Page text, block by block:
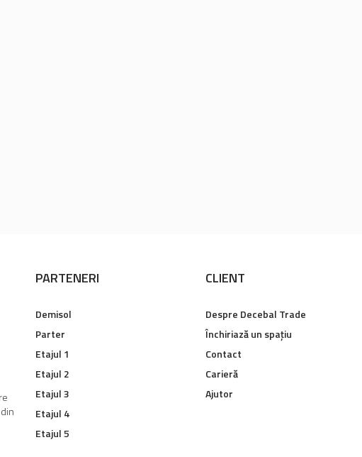
PARTENERI
Demisol
Parter
Etajul 1
Etajul 2
Etajul 3
Etajul 4
Etajul 5
CLIENT
Despre Decebal Trade
Închiriază un spațiu
Contact
Carieră
Ajutor